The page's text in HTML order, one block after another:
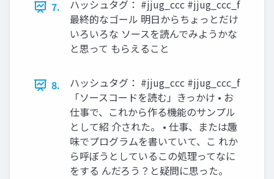
7.
ハッシュタグ： #jjug_ccc #jjug_ccc_f
最終的なゴール 明日からちょっとだけ
いろいろな ソースを読んでみようかな
と思って もらえること
8.
ハッシュタグ： #jjug_ccc #jjug_ccc_f
「ソースコードを読む」きっかけ • お
仕事で、これから作る機能のサンプル
として紹 介された。 • 仕事、または趣
味でプログラムを書いていて、こ れか
ら呼ぼうとしているこの処理ってなに
をする んだろう？と疑問に思った。